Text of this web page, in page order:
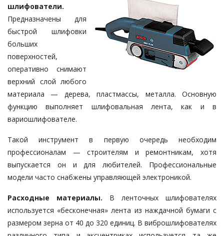
шлифователи.
Предназначены для
быстрой шлифовки
больших
поверхностей,
оперативно снимают
верхний слой любого
материала — дерева, пластмассы, металла. Основную
функцию выполняет шлифовальная лента, как и в
вариошлифователе.
Такой инструмент в первую очередь необходим
профессионалам — строителям и ремонтникам, хотя
выпускается он и для любителей. Профессиональные
модели часто снабжены управляющей электроникой.
Расходные материалы. В ленточных шлифователях
используется «бесконечная» лента из наждачной бумаги с
размером зерна от 40 до 320 единиц. В виброшлифователях